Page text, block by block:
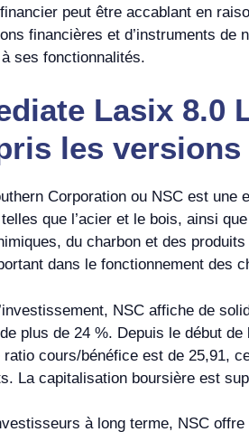
peut être accablant en
financières et d’instruments
ses fonctionnalités.
Lasix 8.0
les versions
Corporation ou NSC est
que l’acier et le bois, ainsi
du charbon et des
dans le fonctionnement des
NSC affiche de
plus de 24 %. Depuis le début
cours/bénéfice est de 25,91,
La capitalisation boursière est
à long terme, NSC